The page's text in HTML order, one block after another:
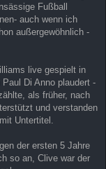
Fußball
auch wenn ich
außergewöhnlich -
live gespielt in
Di Anno plaudert -
als früher, nach
und verstanden
Untertitel.
der ersten 5 Jahre
so an, Clive war der